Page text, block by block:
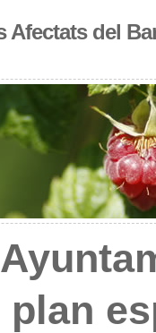
Afectats del
plan